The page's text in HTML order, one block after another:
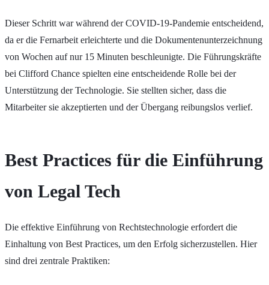
Dieser Schritt war während der COVID-19-Pandemie entscheidend,
da er die Fernarbeit erleichterte und die Dokumentenunterzeichnung
von Wochen auf nur 15 Minuten beschleunigte. Die Führungskräfte
bei Clifford Chance spielten eine entscheidende Rolle bei der
Unterstützung der Technologie. Sie stellten sicher, dass die
Mitarbeiter sie akzeptierten und der Übergang reibungslos verlief.
Best Practices für die Einführung
von Legal Tech
Die effektive Einführung von Rechtstechnologie erfordert die
Einhaltung von Best Practices, um den Erfolg sicherzustellen. Hier
sind drei zentrale Praktiken: